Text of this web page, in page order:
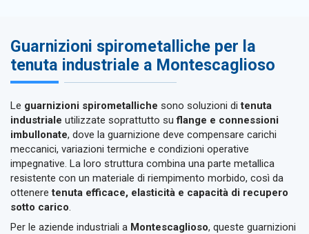
Guarnizioni spirometalliche per la
tenuta industriale a Montescaglioso
Le guarnizioni spirometalliche sono soluzioni ditenuta
industriale utilizzate soprattutto suflange e connessioni
imbullonate, dove la guarnizione deve compensare carichi
meccanici, variazioni termiche e condizioni operative
impegnative. La loro struttura combina una parte metallica
resistente con un materiale di riempimento morbido, così da
otteneretenuta efficace, elasticità e capacità di recupero
sotto carico.
Per le aziende industriali a Montescaglioso, queste guarnizioni